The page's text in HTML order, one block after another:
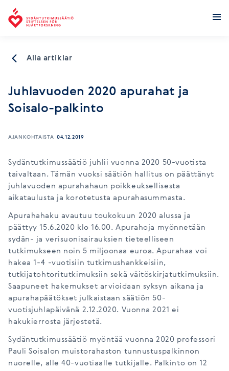
Alla artiklar
Juhlavuoden 2020 apurahat ja
Soisalo-palkinto
AJANKOHTAISTA 04.12.2019
Sydäntutkimussäätiö juhlii vuonna 2020 50-vuotista
taivaltaan. Tämän vuoksi säätiön hallitus on päättänyt
juhlavuoden apurahahaun poikkeuksellisesta
aikataulusta ja korotetusta apurahasummasta.
Apurahahaku avautuu toukokuun 2020 alussa ja
päättyy 15.6.2020 klo 16.00. Apurahoja myönnetään
sydän- ja verisuonisairauksien tieteelliseen
tutkimukseen noin 5 miljoonaa euroa. Apurahaa voi
hakea 1-4 -vuotisiin tutkimushankkeisiin,
tutkijatohtoritutkimuksiin sekä väitöskirjatutkimuksiin.
Saapuneet hakemukset arvioidaan syksyn aikana ja
apurahapäätökset julkaistaan säätiön 50-
vuotisjuhlapäivänä 2.12.2020. Vuonna 2021 ei
hakukierrosta järjestetä.
Sydäntutkimussäätiö myöntää vuonna 2020 professori
Pauli Soisalon muistorahaston tunnustuspalkinnon
nuorelle, alle 40-vuotiaalle tutkijalle. Palkinto on 12